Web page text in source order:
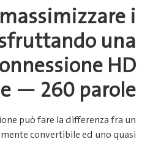
Strategie per
bonus
stabile
Pianificare le proprie sessione
bonus